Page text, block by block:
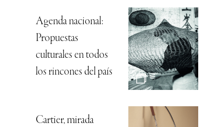
Agenda nacional:
Propuestas
culturales en todos
los rincones del país
Cartier, mirada